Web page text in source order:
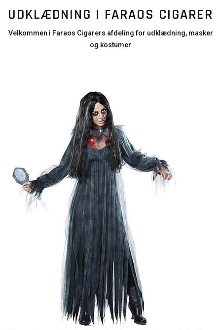
UDKLÆDNING I FARAOS CIGARER
Velkommen i Faraos Cigarers afdeling for udklædning, masker
og kostumer